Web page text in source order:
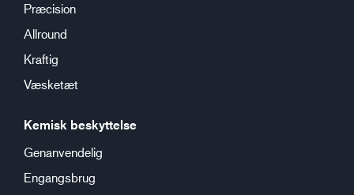
Præcision
Allround
Kraftig
Væsketæt
Kemisk beskyttelse
Genanvendelig
Engangsbrug